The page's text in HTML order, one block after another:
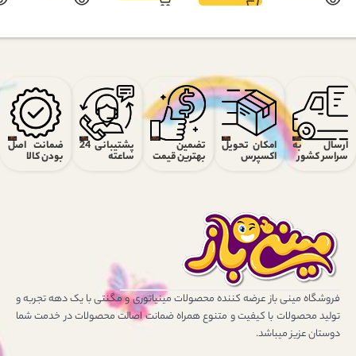
ارسال به
سراسر کشور
امکان تحویل
اکسپرس
تضمین
بهترین قیمت
پشتیبانی 24
ساعته
ضمانت اصل
بودن کالا
فروشگاه مینی باز عرضه کننده محصولات مینیاتوری و مگنتی با یک دهه تجربه و
تولید محصولات با کیفیت و متنوع همراه ضمانت اصالت محصولات در خدمت شما
دوستان عزیز میباشد.